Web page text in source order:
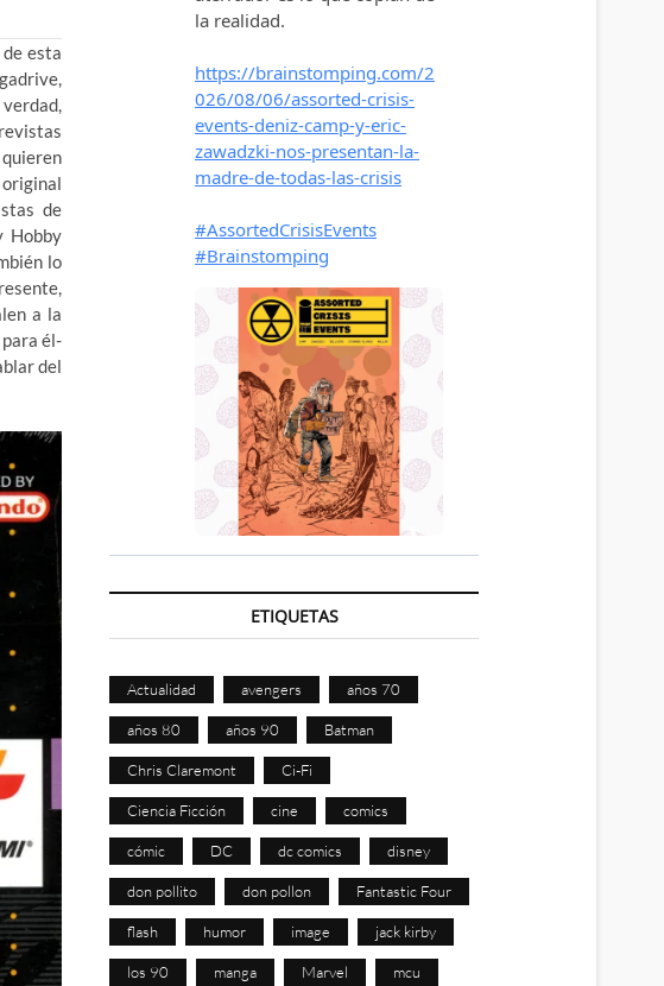
esta
original
de
Hobby
lo
a la
él-
del
ETIQUETAS
Actualidad avengers años 70
años 80 años 90 Batman
Chris Claremont Ci-Fi
Ciencia Ficción cine comics
cómic DC dc comics disney
don pollito don pollon Fantastic Four
flash humor image jack kirby
los 90 manga Marvel mcu